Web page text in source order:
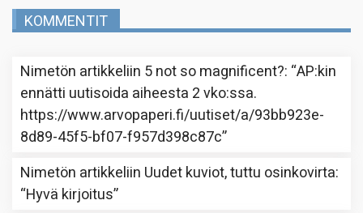
KOMMENTIT
Nimetön artikkeliin 5 not so magnificent?: “AP:kin
ennätti uutisoida aiheesta 2 vko:ssa.
https://www.arvopaperi.fi/uutiset/a/93bb923e-
8d89-45f5-bf07-f957d398c87c”
Nimetön artikkeliin Uudet kuviot, tuttu osinkovirta:
“Hyvä kirjoitus”